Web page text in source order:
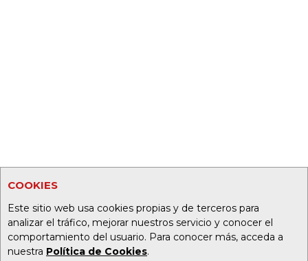
COOKIES
Este sitio web usa cookies propias y de terceros para
analizar el tráfico, mejorar nuestros servicio y conocer el
comportamiento del usuario. Para conocer más, acceda a
nuestra Política de Cookies.